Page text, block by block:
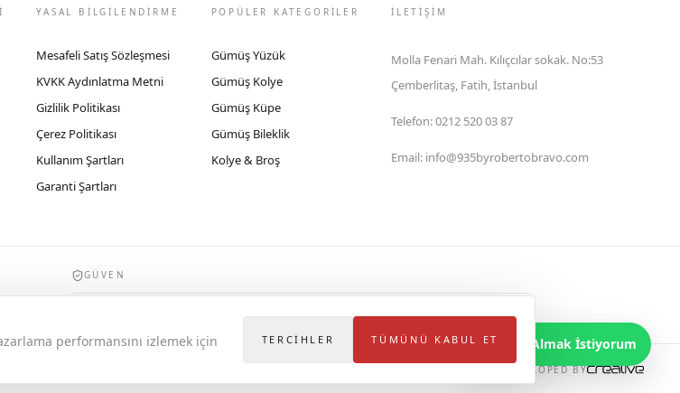
YASAL BİLGİLENDİRME
Mesafeli Satış Sözleşmesi
KVKK Aydınlatma Metni
Gizlilik Politikası
Çerez Politikası
Kullanım Şartları
Garanti Şartları
POPÜLER KATEGORİLER
Gümüş Yüzük
Gümüş Kolye
Gümüş Küpe
Gümüş Bileklik
Kolye & Broş
İLETIŞIM
Molla Fenari Mah. Kılıçcılar sokak. No:53
Çemberlitaş, Fatih, İstanbul
Telefon:0212 520 03 87
Email: info@935byrobertobravo.com
GÜVEN
DEVELOPED BY
Bilgi Almak İstiyorum
performansını izlemek için
TERCIHLER TÜMÜNÜ KABUL ET